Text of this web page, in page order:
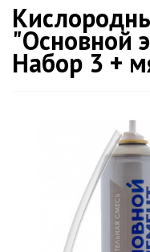
"Основной
Набор 3 +